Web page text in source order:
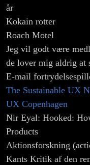
år
Kokain rotter
Roach Motel
Jeg vil godt være
de lover mig aldrig at
E-mail
The Sustainable UX
UX Copenhagen
Nir Eyal: Hooked:
Products
Aktionsforskning
Kants Kritik af den